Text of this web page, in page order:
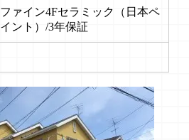
ファイン4Fセラミック（日本ペ
イント）/3年保証